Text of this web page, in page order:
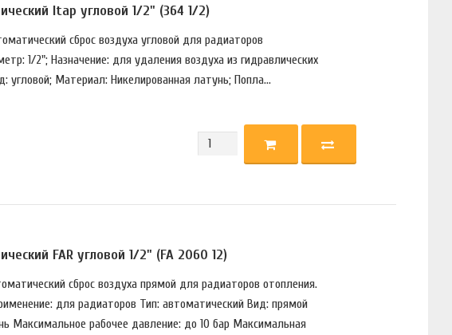
Itap угловой 1/2" (364 1/2)
сброс воздуха угловой для радиаторов
1/2"; Назначение: для удаления воздуха из гидравлических
угловой; Материал: Никелированная латунь; Попла...
FAR угловой 1/2" (FA 2060 12)
сброс воздуха прямой для радиаторов отопления.
для радиаторов Тип: автоматический Вид: прямой
Максимальное рабочее давление: до 10 бар Максимальная